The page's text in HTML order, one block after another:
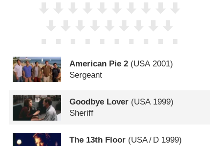
American Pie 2 (USA2001)
Sergeant
Goodbye Lover (USA1999)
Sheriff
The 13th Floor (USA/ D 1999)